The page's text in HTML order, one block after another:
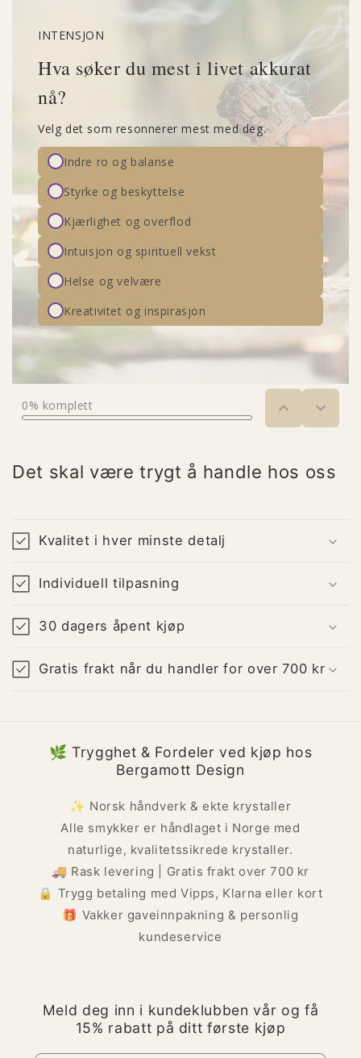
Det skal være trygt å handle hos oss
Kvalitet i hver minste detalj
Individuell tilpasning
30 dagers åpent kjøp
Gratis frakt når du handler for over 700 kr
🌿 Trygghet & Fordeler ved kjøp hos
Bergamott Design
✨ Norsk håndverk & ekte krystaller
Alle smykker er håndlaget i Norge med
naturlige, kvalitetssikrede krystaller.
🚚 Rask levering | Gratis frakt over 700 kr
🔒 Trygg betaling med Vipps, Klarna eller kort
🎁 Vakker gaveinnpakning & personlig
kundeservice
Meld deg inn i kundeklubben vår og få
15% rabatt på ditt første kjøp